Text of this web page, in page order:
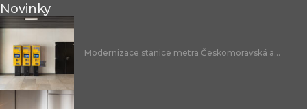
Novinky
Modernizace stanice metra Českomoravská a...